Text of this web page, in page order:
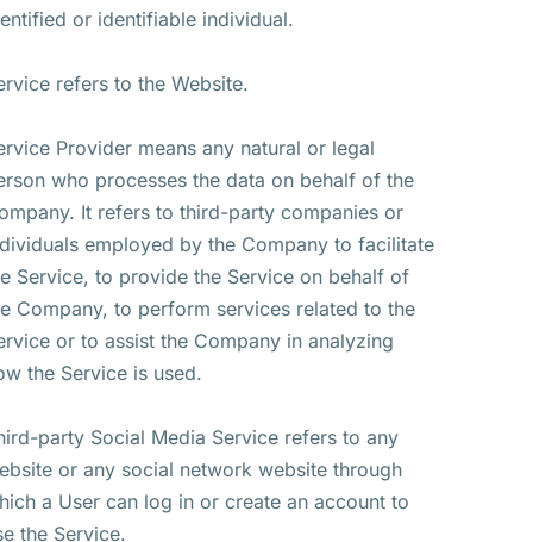
or identifiable individual.
refers to the Website.
Provider means any natural or legal
who processes the data on behalf of the
It refers to third-party companies or
employed by the Company to facilitate
Service, to provide the Service on behalf of
Company, to perform services related to the
or to assist the Company in analyzing
the Service is used.
party Social Media Service refers to any
or any social network website through
a User can log in or create an account to
the Service.